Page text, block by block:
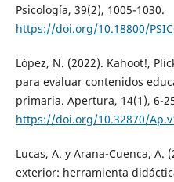
Psicología, 39(2), 1005-1030.
https://doi.org/10.18800/
López, N. (2022). Kahoot!,
para evaluar contenidos
primaria. Apertura, 14(1), 6-
https://doi.org/10.32870/
Lucas, A. y Arana-Cuenca, A.
exterior: herramienta